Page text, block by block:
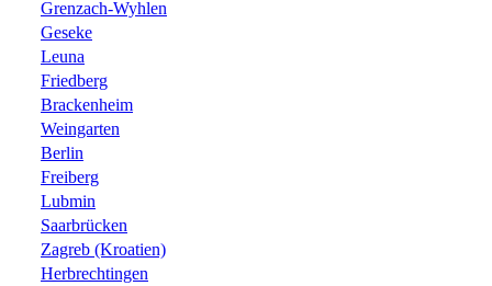
Grenzach-Wyhlen
Geseke
Leuna
Friedberg
Brackenheim
Weingarten
Berlin
Freiberg
Lubmin
Saarbrücken
Zagreb (Kroatien)
Herbrechtingen